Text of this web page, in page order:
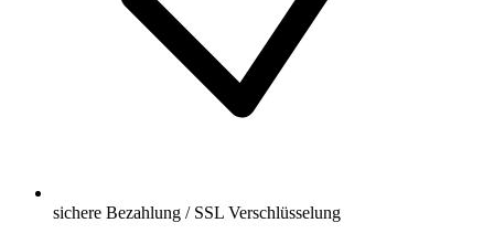
sichere Bezahlung / SSL Verschlüsselung